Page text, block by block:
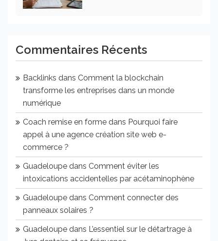
Commentaires Récents
Backlinks dans Comment la blockchain
transforme les entreprises dans un monde
numérique
Coach remise en forme dans Pourquoi faire
appel à une agence création site web e-
commerce ?
Guadeloupe dans Comment éviter les
intoxications accidentelles par acétaminophène
Guadeloupe dans Comment connecter des
panneaux solaires ?
Guadeloupe dans L’essentiel sur le détartrage à